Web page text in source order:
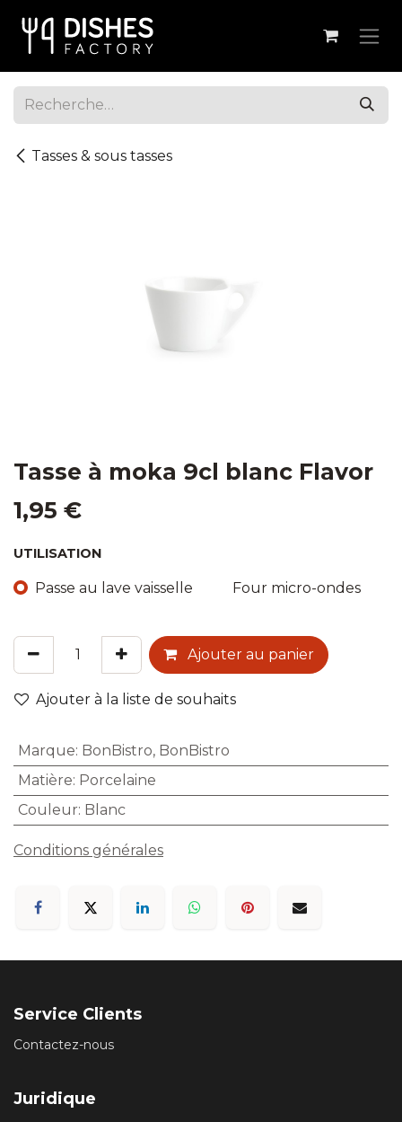
Tasses & sous tasses
Tasse à moka 9cl blanc Flavor
1,95 €
UTILISATION
Passe au lave vaisselle Four micro-ondes
Ajouter au panier
Ajouter à la liste de souhaits
Marque: BonBistro, BonBistro
Matière: Porcelaine
Couleur: Blanc
Conditions générales
Service Clients
Contactez-nous
Juridique